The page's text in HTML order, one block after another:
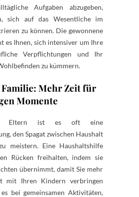
Aufgaben abzugeben,
sich auf das Wesentliche im
zu können. Die gewonnene
es Ihnen, sich intensiver um Ihre
Verpflichtungen und Ihr
zu kümmern.
Familie: Mehr Zeit für
Momente
Eltern ist es oft eine
den Spagat zwischen Haushalt
meistern. Eine Haushaltshilfe
Rücken freihalten, indem sie
übernimmt, damit Sie mehr
mit Ihren Kindern verbringen
bei gemeinsamen Aktivitäten,